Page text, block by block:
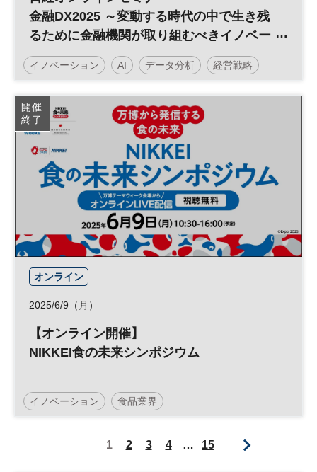
金融DX2025 ～変動する時代の中で生き残
るために金融機関が取り組むべきイノベー
ションとは～
イノベーション AI データ分析 経営戦略
デジタル バックオフィス DX 参加無料
日経オンラインセミナー
開催
終了
オンライン
2025/6/9（月）
【オンライン開催】
NIKKEI食の未来シンポジウム
イノベーション 食品業界
1 2 3 4 … 15